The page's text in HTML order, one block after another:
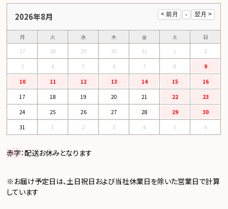
2026年8月
月 火 水 木 金 土
日
27
28 29 30 31 1
2
3
4 5 6 7 8
9
10
11 12 13 14 15
16
17
18 19 20 21 22
23
24
25 26 27 28 29
30
31
1 2 3 4 5 6
赤字：配送お休みとなります
※お届け予定日は、土日祝日および当社休業日を除いた営業日で計算
しています